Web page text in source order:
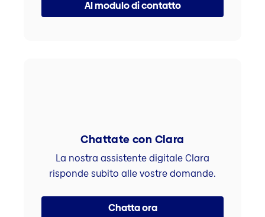
Al modulo di contatto
Chattate con Clara
La nostra assistente digitale Clara
risponde subito alle vostre domande.
Chatta ora